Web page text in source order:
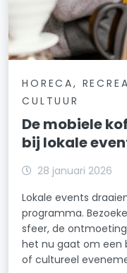
HORECA,
CULTUUR
De mobiele
bij lokale
28 januari 2026
Lokale events
programma.
sfeer, de
het nu gaat om een
of cultureel